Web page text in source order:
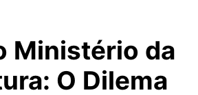
Ministério da
O Dilema